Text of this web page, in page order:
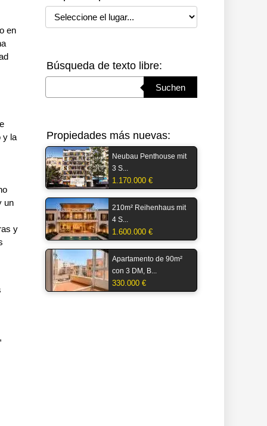
en
y la
un
y
Seleccione el lugar
Búsqueda de texto libre:
Suchen
Propiedades más nuevas:
Neubau Penthouse mit
3 S...
1.170.000 €
210m² Reihenhaus mit
4 S...
1.600.000 €
Apartamento de 90m²
con 3 DM, B...
330.000 €